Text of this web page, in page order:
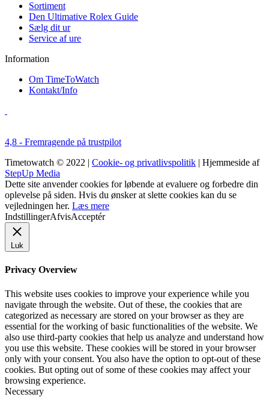
Sortiment
Den Ultimative Rolex Guide
Sælg dit ur
Service af ure
Information
Om TimeToWatch
Kontakt/Info
4,8 - Fremragende på trustpilot
Timetowatch © 2022 | Cookie- og privatlivspolitik | Hjemmeside af
StepUp Media
Dette site anvender cookies for løbende at evaluere og forbedre din
oplevelse på siden. Hvis du ønsker at slette cookies kan du se
vejledningen her. Læs mere
IndstillingerAfvisAcceptér
Luk
Privacy Overview
This website uses cookies to improve your experience while you
navigate through the website. Out of these, the cookies that are
categorized as necessary are stored on your browser as they are
essential for the working of basic functionalities of the website. We
also use third-party cookies that help us analyze and understand how
you use this website. These cookies will be stored in your browser
only with your consent. You also have the option to opt-out of these
cookies. But opting out of some of these cookies may affect your
browsing experience.
Necessary